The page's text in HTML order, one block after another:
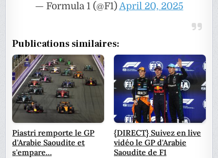
— Formula 1 (@F1)April 20, 2025
Publications similaires:
Piastri remporte le GP
d'Arabie Saoudite et
s'empare…
{DIRECT} Suivez en live
vidéo le GP d'Arabie
Saoudite de F1